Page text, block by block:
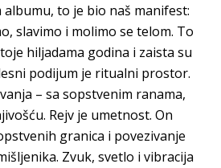
to je bio naš manifest:
slavimo i molimo se telom. To
hiljadama godina i zaista su
podijum je ritualni prostor.
– sa sopstvenim ranama,
Rejv je umetnost. On
granica i povezivanje
Zvuk, svetlo i vibracija